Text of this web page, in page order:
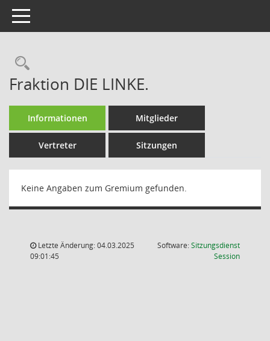
Toggle navigation
Rechercheauswahl
Fraktion DIE LINKE.
Informationen Mitglieder
Vertreter Sitzungen
Keine Angaben zum Gremium gefunden.
Letzte Änderung: 04.03.2025
09:01:45
Software:Sitzungsdienst
Session(Wird in